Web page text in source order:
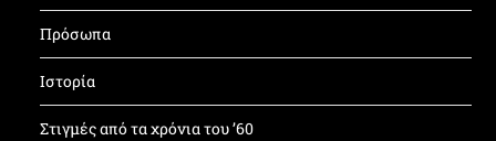
Πρόσωπα
Ιστορία
Στιγμές από τα χρόνια του ’60